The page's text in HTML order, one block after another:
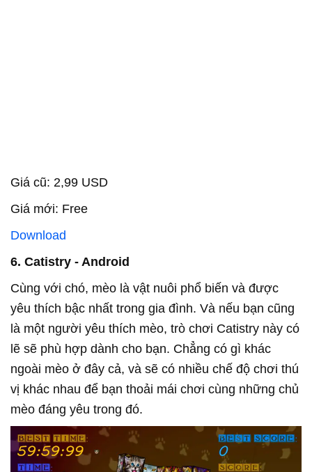
Giá cũ: 2,99 USD
Giá mới: Free
Download
6. Catistry - Android
Cùng với chó, mèo là vật nuôi phổ biến và được
yêu thích bậc nhất trong gia đình. Và nếu bạn cũng
là một người yêu thích mèo, trò chơi Catistry này có
lẽ sẽ phù hợp dành cho bạn. Chẳng có gì khác
ngoài mèo ở đây cả, và sẽ có nhiều chế độ chơi thú
vị khác nhau để bạn thoải mái chơi cùng những chủ
mèo đáng yêu trong đó.